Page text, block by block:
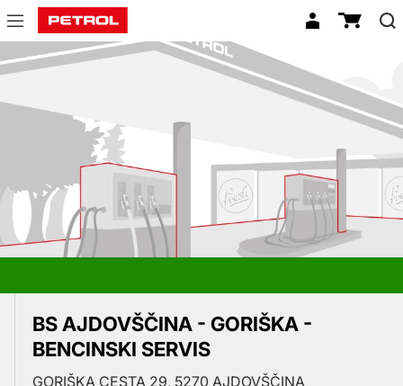
Prodajna
mesta
BS AJDOVŠČINA - GORIŠKA -
BENCINSKI SERVIS
GORIŠKA CESTA 29, 5270 AJDOVŠČINA